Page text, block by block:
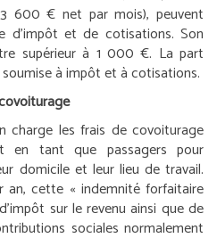
600 € net par mois), peuvent
d’impôt et de cotisations. Son
supérieur à 1 000 €. La part
à impôt et à cotisations.
charge les frais de covoiturage
en tant que passagers pour
domicile et leur lieu de travail.
cette « indemnité forfaitaire
sur le revenu ainsi que de
sociales normalement